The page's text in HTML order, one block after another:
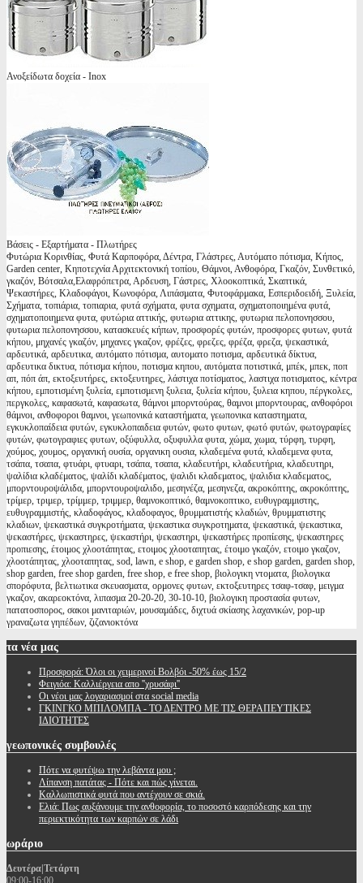
Ανοξείδωτα δοχεία - Inox
Βάσεις - Εξαρτήματα - Πλωτήρες
Φυτώρια Κορινθίας, Φυτά Καρποφόρα, Δέντρα, Γλάστρες, Αυτόματο πότισμα, Κήπος,
Garden center, Κηποτεχνία Αρχιτεκτονική τοπίου, Θάμνοι, Ανθοφόρα, Γκαζόν, Συνθετικό,
γκαζόν, Βότσαλα,Ελαφρόπετρα, Αρδευση, Γάστρες, Χλοοκοπτικά, Σκαπτικά,
Ψεκαστήρες, Κλαδοφάγοι, Κωνοφόρα, Λιπάσματα, Φυτοφάρμακα, Εσπεριδοειδή, Ξυλεία,
Σχήματα, τοπιάρια, τοπιαρια, φυτά σχήματα, φυτα σχηματα, σχηματοποιημένα φυτά,
σχηματοποιημενα φυτα, φυτώρια αττικής, φυτωρια αττικης, φυτωρια πελοπονησσου,
φυτωρια πελοπονησσου, κατασκευές κήπων, προσφορές φυτών, προσφορες φυτων, φυτά
κήπου, μηχανές γκαζόν, μηχανες γκαζον, φρέζες, φρεζες, φρέζα, φρεζα, ψεκαστικά,
αρδευτικά, αρδευτικα, αυτόματο πότισμα, αυτοματο ποτισμα, αρδευτικά δίκτυα,
αρδευτικα δικτυα, πότισμα κήπου, ποτισμα κηπου, αυτόματα ποτιστικά, μπέκ, μπεκ, ποπ
απ, πόπ άπ, εκτοξευτήρες, εκτοξευτηρες, λάστιχα ποτίσματος, λαστιχα ποτισματος, κέντρα
κήπου, εμποτισμένη ξυλεία, εμποτισμενη ξυλεια, ξυλεία κήπου, ξυλεια κηπου, πέργκολες,
περγκολες, καφασωτά, καφασωτα, θάμνοι μπορντούρας, θαμνοι μπορντουρας, ανθοφόροι
θάμνοι, ανθοφοροι θαμνοι, γεωπονικά καταστήματα, γεωπονικα καταστηματα,
εγκυκλοπαίδεια φυτών, εγκυκλοπαιδεια φυτών, φωτο φυτων, φωτό φυτών, φωτογραφίες
φυτών, φωτογραφιες φυτων, οξύφυλλα, οξυφυλλα φυτα, χώμα, χωμα, τύρφη, τυρφη,
χούμος, χουμος, οργανική ουσία, οργανικη ουσια, κλαδεμένα φυτά, κλαδεμενα φυτα,
τσάπα, τσαπα, φτυάρι, φτυαρι, τσάπα, τσαπα, κλαδευτήρι, κλαδευτήρια, κλαδευτηρι,
ψαλίδια κλαδέματος, ψαλίδι κλαδέματος, ψαλιδι κλαδεματος, ψαλιδια κλαδεματος,
μπορντουροψάλιδα, μπορντουροψαλιδο, μεσηνέζα, μεσηνεζα, ακροκόπτης, ακροκόπτης,
τρίμερ, τριμερ, τρίμμερ, τριμμερ, θαμνοκοπτικό, θαμνοκοπτικο, ευθυγραμμιστης,
ευθυγραμμιστής, κλαδοφάγος, κλαδοφαγος, θρυμματιστής κλαδιών, θρυμματιστης
κλαδιων, ψεκαστικά συγκροτήματα, ψεκαστικα συγκροτηματα, ψεκαστικά, ψεκαστικα,
ψεκαστήρες, ψεκαστηρες, ψεκαστήρι, ψεκαστηρι, ψεκαστήρες προπίεσης, ψεκαστηρες
προπιεσης, έτοιμος χλοοτάπητας, ετοιμος χλοοταπητας, έτοιμο γκαζόν, ετοιμο γκαζον,
χλοοτάπητας, χλοοταπητας, sod, lawn, e shop, e garden shop, e shop garden, garden shop,
shop garden, free shop garden, free shop, e free shop, βιολογικη ντοματα, βιολογικα
σπορόφυτα, βελτιωτικα σκευασματα, ορμονες φυτων, εκτοξευτηρες τσαφ-τσαφ, μειγμα
γκαζον, ακαρεοκτόνα, λιπασμα 20-20-20, 30-10-10, βιολογικη προστασία φυτων,
πατατοσπορος, σακοι μανιταριών, μουσαμάδες, διχτυά σκίασης λαχανικών, pop-up
γραναζωτα γηπέδων, ζιζανιοκτόνα
τα νέα μας
Προσφορά: Όλοι οι χειμερινοί Βολβόι -50% έως 15/2
Φειγιόα: Καλλιέργεια απο ''χρυσάφι''
Oι νέοι μας λογαριασμοί στα social media
ΓΚΙΝΓΚΟ ΜΠΙΛΟΜΠΑ - ΤΟ ΔΕΝΤΡΟ ΜΕ ΤΙΣ ΘΕΡΑΠΕΥΤΙΚΕΣ
ΙΔΙΟΤΗΤΕΣ
γεωπονικές συμβουλές
Πότε να φυτέψω την λεβάντα μου ;
Λίπανση πατάτας - Πότε και πώς γίνεται.
Καλλωπιστικά φυτά που αντέχουν σε σκιά.
Ελιά: Πως αυξάνουμε την ανθοφορία, το ποσοστό καρπόδεσης και την
περιεκτικότητα των καρπών σε λάδι
ωράριο
Δευτέρα|Τετάρτη